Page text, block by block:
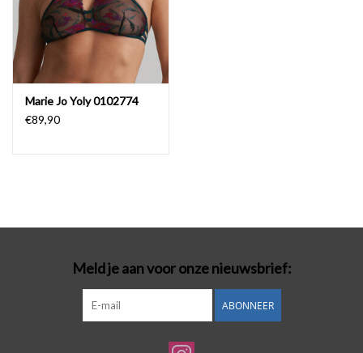
Marie Jo Yoly 0102774
€89,90
Meld je aan voor onze nieuwsbrief:
ABONNEER